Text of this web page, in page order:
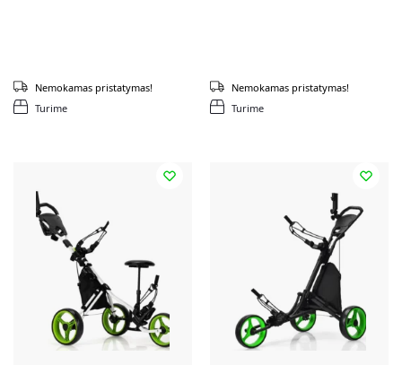
Turime
Nemokamas pristatymas!
Turime
Nemokamas pristatymas!